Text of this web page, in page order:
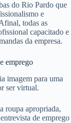
do Rio Pardo que
e
todas as
capacitado e
da empresa.
emprego
imagem para uma
ser virtual.
roupa apropriada,
de emprego